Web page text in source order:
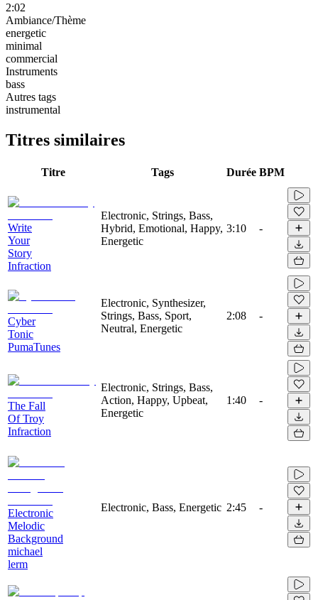
2:02
Ambiance/Thème
energetic
minimal
commercial
Instruments
bass
Autres tags
instrumental
Titres similaires
Titre Tags Durée BPM
Write
Your
Story
Infraction
Electronic, Strings, Bass,
Hybrid, Emotional, Happy,
Energetic
3:10 -
Cyber
Tonic
PumaTunes
Electronic, Synthesizer,
Strings, Bass, Sport,
Neutral, Energetic
2:08 -
The Fall
Of Troy
Infraction
Electronic, Strings, Bass,
Action, Happy, Upbeat,
Energetic
1:40 -
Electronic
Melodic
Background
michael
lerm
Electronic, Bass, Energetic 2:45 -